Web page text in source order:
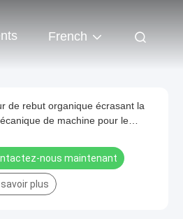
French
de rebut organique écrasant la
de machine pour le
nous maintenant
savoir plus